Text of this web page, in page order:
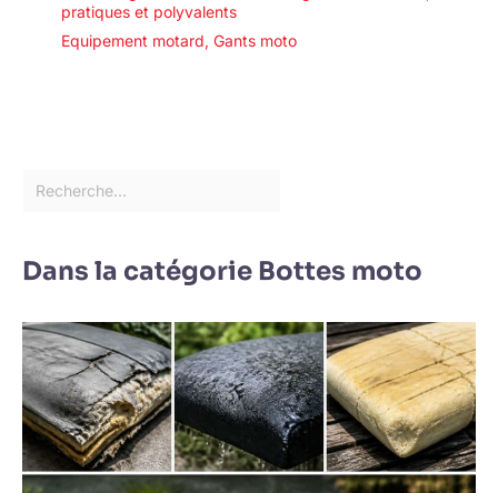
pratiques et polyvalents
Equipement motard, Gants moto
Dans la catégorie Bottes moto